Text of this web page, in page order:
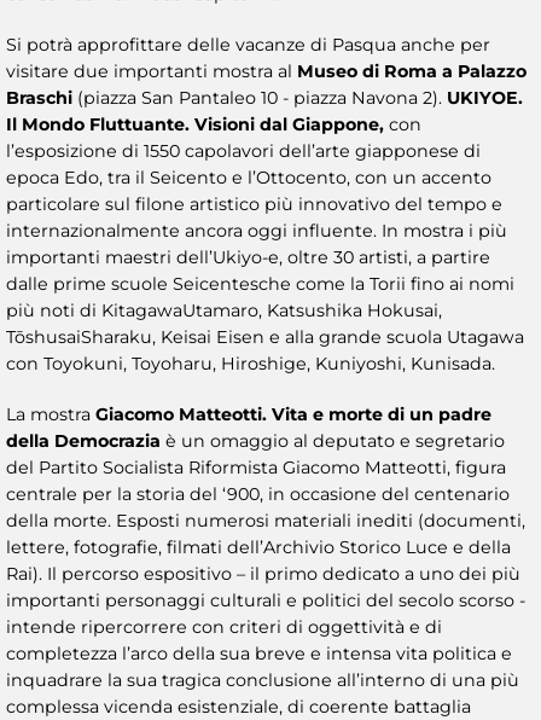
Si potrà approfittare delle vacanze di Pasqua anche per
visitare due importanti mostra al Museo di Roma a Palazzo
Braschi (piazza San Pantaleo 10 - piazza Navona 2). UKIYOE.
Il Mondo Fluttuante. Visioni dal Giappone, con
l’esposizione di 1550 capolavori dell’arte giapponese di
epoca Edo, tra il Seicento e l’Ottocento, con un accento
particolare sul filone artistico più innovativo del tempo e
internazionalmente ancora oggi influente. In mostra i più
importanti maestri dell’Ukiyo-e, oltre 30 artisti, a partire
dalle prime scuole Seicentesche come la Torii fino ai nomi
più noti di KitagawaUtamaro, Katsushika Hokusai,
TōshusaiSharaku, Keisai Eisen e alla grande scuola Utagawa
con Toyokuni, Toyoharu, Hiroshige, Kuniyoshi, Kunisada.
La mostra Giacomo Matteotti. Vita e morte di un padre
della Democrazia è un omaggio al deputato e segretario
del Partito Socialista Riformista Giacomo Matteotti, figura
centrale per la storia del ‘900, in occasione del centenario
della morte. Esposti numerosi materiali inediti (documenti,
lettere, fotografie, filmati dell’Archivio Storico Luce e della
Rai). Il percorso espositivo – il primo dedicato a uno dei più
importanti personaggi culturali e politici del secolo scorso -
intende ripercorrere con criteri di oggettività e di
completezza l’arco della sua breve e intensa vita politica e
inquadrare la sua tragica conclusione all’interno di una più
complessa vicenda esistenziale, di coerente battaglia